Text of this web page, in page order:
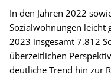
In den Jahren 2022
Sozialwohnungen leicht
2023 insgesamt 7.812
überzeitlichen
deutliche Trend hin zur